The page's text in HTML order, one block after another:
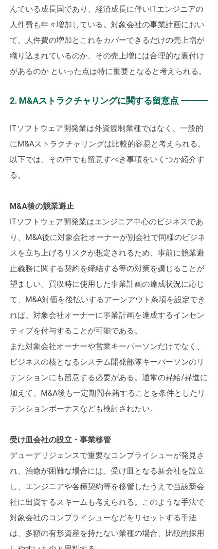
んでいる成長国であり、経済成長に伴いITエンジニアの
人件費も年々増加している。対象会社の事業計画におい
て、人件費の増加とこれをカバーできるだけの売上増が
織り込まれているのか、その売上増には合理的な裏付け
があるのか といった点は特に重要となると考えられる。
2. M&Aストラクチャリングに関する留意点
ITソフトウェア開発業は外資規制業種ではなく、一般的
にM&Aストラクチャリングは比較的容易と考えられる。
以下では、その中でも留意すべき事項をいくつか紹介す
る。
M&A後の競業避止
ITソフトウェア開発業はエンジニア中心のビジネスであ
り、M&A後に対象会社オーナーが別会社で同様のビジネ
スを立ち上げるリスクが想定されるため、事前に競業避
止義務に関する契約を締結する等の対策を講じることが
望ましい。買収時に使用した事業計画の達成状況に応じ
て、M&A対価を後払いするアーンアウト条項を設定でき
れば、対象会社オーナーに事業計画を達成するインセン
ティブを付与することが可能である。
また対象会社オーナーや営業キーパーソンだけでなく、
ビジネスの核となるシステム開発部隊キーパーソンのリ
テンションにも留意する必要がある。通常の昇給/昇進に
加えて、M&A後も一定期間在籍することを条件としたリ
テンションボーナスなども検討されたい。
受け皿会社の設立・事業移管
デューデリジェンスで重要なコンプライシューが発見さ
れ、治癒が困難な場合には、受け皿となる新会社を設立
し、エンジニアや各種契約等を移管したうえで当該新会
社に出資するスキームも考えられる。このような手法で
対象会社のコンプライシューなどをリセットする手法
は、多額の有形資産を持たない業種の場合、比較的採用